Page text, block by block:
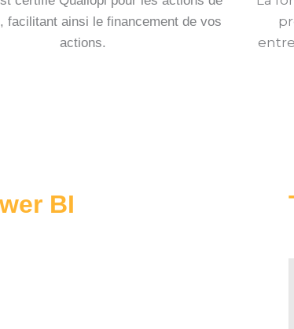
facilitant ainsi le financement de vos
actions.​​
BI